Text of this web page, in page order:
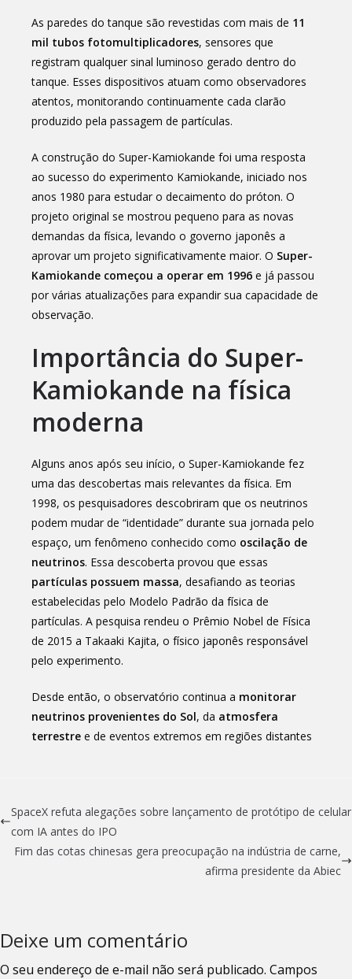
As paredes do tanque são revestidas com mais de 11
mil tubos fotomultiplicadores, sensores que
registram qualquer sinal luminoso gerado dentro do
tanque. Esses dispositivos atuam como observadores
atentos, monitorando continuamente cada clarão
produzido pela passagem de partículas.
A construção do Super-Kamiokande foi uma resposta
ao sucesso do experimento Kamiokande, iniciado nos
anos 1980 para estudar o decaimento do próton. O
projeto original se mostrou pequeno para as novas
demandas da física, levando o governo japonês a
aprovar um projeto significativamente maior. O Super-
Kamiokande começou a operar em 1996 e já passou
por várias atualizações para expandir sua capacidade de
observação.
Importância do Super-
Kamiokande na física
moderna
Alguns anos após seu início, o Super-Kamiokande fez
uma das descobertas mais relevantes da física. Em
1998, os pesquisadores descobriram que os neutrinos
podem mudar de “identidade” durante sua jornada pelo
espaço, um fenômeno conhecido como oscilação de
neutrinos. Essa descoberta provou que essas
partículas possuem massa, desafiando as teorias
estabelecidas pelo Modelo Padrão da física de
partículas. A pesquisa rendeu o Prêmio Nobel de Física
de 2015 a Takaaki Kajita, o físico japonês responsável
pelo experimento.
Desde então, o observatório continua a monitorar
neutrinos provenientes do Sol, da atmosfera
terrestre e de eventos extremos em regiões distantes
SpaceX refuta alegações sobre lançamento de protótipo de celular
com IA antes do IPO
Fim das cotas chinesas gera preocupação na indústria de carne,
afirma presidente da Abiec
Deixe um comentário
O seu endereço de e-mail não será publicado. Campos